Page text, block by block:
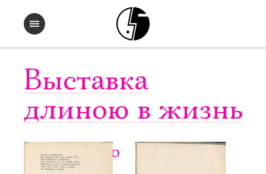
Выставка
длиною в жизнь
Чужое небо